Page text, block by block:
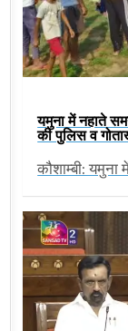
यमुना में नहाते
की पुलिस व
कौशाम्बी: